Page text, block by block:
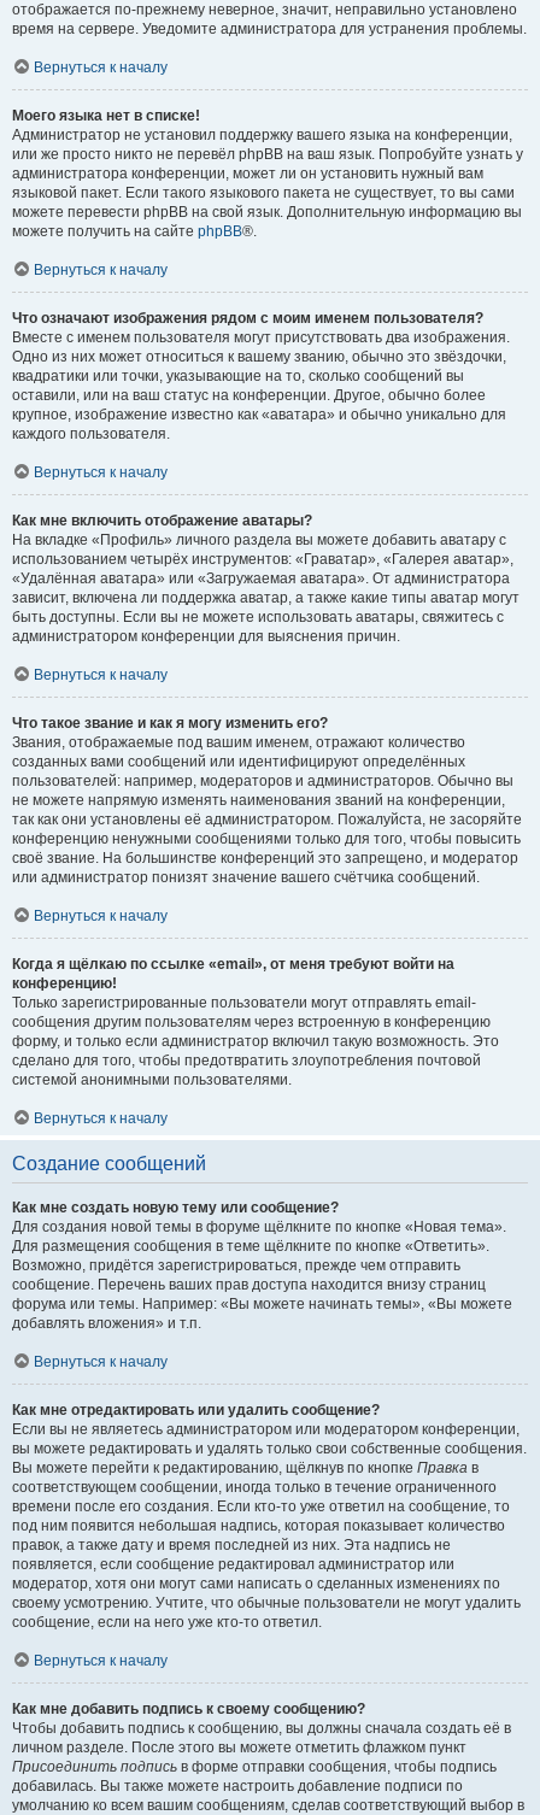
отображается по-прежнему неверное, значит, неправильно установлено
время на сервере. Уведомите администратора для устранения проблемы.
Вернуться к началу
Моего языка нет в списке!
Администратор не установил поддержку вашего языка на конференции,
или же просто никто не перевёл phpBB на ваш язык. Попробуйте узнать у
администратора конференции, может ли он установить нужный вам
языковой пакет. Если такого языкового пакета не существует, то вы сами
можете перевести phpBB на свой язык. Дополнительную информацию вы
можете получить на сайте phpBB®.
Вернуться к началу
Что означают изображения рядом с моим именем пользователя?
Вместе с именем пользователя могут присутствовать два изображения.
Одно из них может относиться к вашему званию, обычно это звёздочки,
квадратики или точки, указывающие на то, сколько сообщений вы
оставили, или на ваш статус на конференции. Другое, обычно более
крупное, изображение известно как «аватара» и обычно уникально для
каждого пользователя.
Вернуться к началу
Как мне включить отображение аватары?
На вкладке «Профиль» личного раздела вы можете добавить аватару с
использованием четырёх инструментов: «Граватар», «Галерея аватар»,
«Удалённая аватара» или «Загружаемая аватара». От администратора
зависит, включена ли поддержка аватар, а также какие типы аватар могут
быть доступны. Если вы не можете использовать аватары, свяжитесь с
администратором конференции для выяснения причин.
Вернуться к началу
Что такое звание и как я могу изменить его?
Звания, отображаемые под вашим именем, отражают количество
созданных вами сообщений или идентифицируют определённых
пользователей: например, модераторов и администраторов. Обычно вы
не можете напрямую изменять наименования званий на конференции,
так как они установлены её администратором. Пожалуйста, не засоряйте
конференцию ненужными сообщениями только для того, чтобы повысить
своё звание. На большинстве конференций это запрещено, и модератор
или администратор понизят значение вашего счётчика сообщений.
Вернуться к началу
Когда я щёлкаю по ссылке «email», от меня требуют войти на
конференцию!
Только зарегистрированные пользователи могут отправлять email-
сообщения другим пользователям через встроенную в конференцию
форму, и только если администратор включил такую возможность. Это
сделано для того, чтобы предотвратить злоупотребления почтовой
системой анонимными пользователями.
Вернуться к началу
Создание сообщений
Как мне создать новую тему или сообщение?
Для создания новой темы в форуме щёлкните по кнопке «Новая тема».
Для размещения сообщения в теме щёлкните по кнопке «Ответить».
Возможно, придётся зарегистрироваться, прежде чем отправить
сообщение. Перечень ваших прав доступа находится внизу страниц
форума или темы. Например: «Вы можете начинать темы», «Вы можете
добавлять вложения» и т.п.
Вернуться к началу
Как мне отредактировать или удалить сообщение?
Если вы не являетесь администратором или модератором конференции,
вы можете редактировать и удалять только свои собственные сообщения.
Вы можете перейти к редактированию, щёлкнув по кнопке Правка в
соответствующем сообщении, иногда только в течение ограниченного
времени после его создания. Если кто-то уже ответил на сообщение, то
под ним появится небольшая надпись, которая показывает количество
правок, а также дату и время последней из них. Эта надпись не
появляется, если сообщение редактировал администратор или
модератор, хотя они могут сами написать о сделанных изменениях по
своему усмотрению. Учтите, что обычные пользователи не могут удалить
сообщение, если на него уже кто-то ответил.
Вернуться к началу
Как мне добавить подпись к своему сообщению?
Чтобы добавить подпись к сообщению, вы должны сначала создать её в
личном разделе. После этого вы можете отметить флажком пункт
Присоединить подпись в форме отправки сообщения, чтобы подпись
добавилась. Вы также можете настроить добавление подписи по
умолчанию ко всем вашим сообщениям, сделав соответствующий выбор в